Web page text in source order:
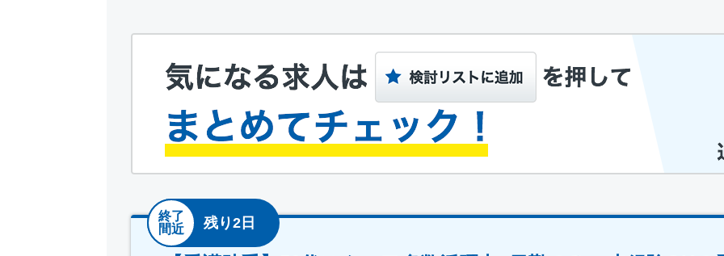
終了
間近
残り2日